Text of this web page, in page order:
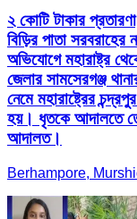
২ কোটি টাকার
বিড়ির পাতা সরবরাহের
অভিযোগে মহারাষ্ট্র
জেলার সামসেরগঞ্জ
নেমে মহারাষ্ট্রের
হয়। ধৃতকে আদালতে
আদালত।
Berhampore,